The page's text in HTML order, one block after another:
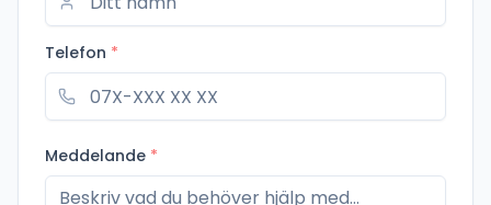
Telefon *
Meddelande *